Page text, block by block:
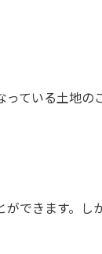
ている土地の
できます。し